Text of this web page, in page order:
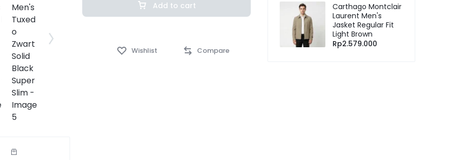
Add to cart
Compare
Wishlist
Carthago Montclair
Laurent Men's
Jasket Regular Fit
Light Brown
Rp2.579.000